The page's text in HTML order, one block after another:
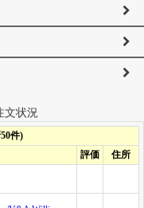
文状況